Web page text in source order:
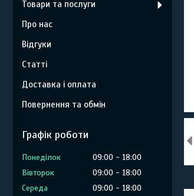
Товари та послуги
Про нас
Відгуки
Статті
Доставка і оплата
Повернення та обмін
Графік роботи
Понеділок 09:00
18:00
Вівторок
09:00
18:00
Середа
09:00
18:00